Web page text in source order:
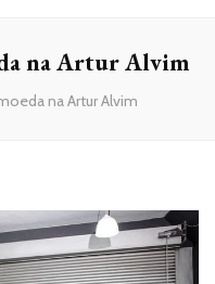
na Artur Alvim
na Artur Alvim